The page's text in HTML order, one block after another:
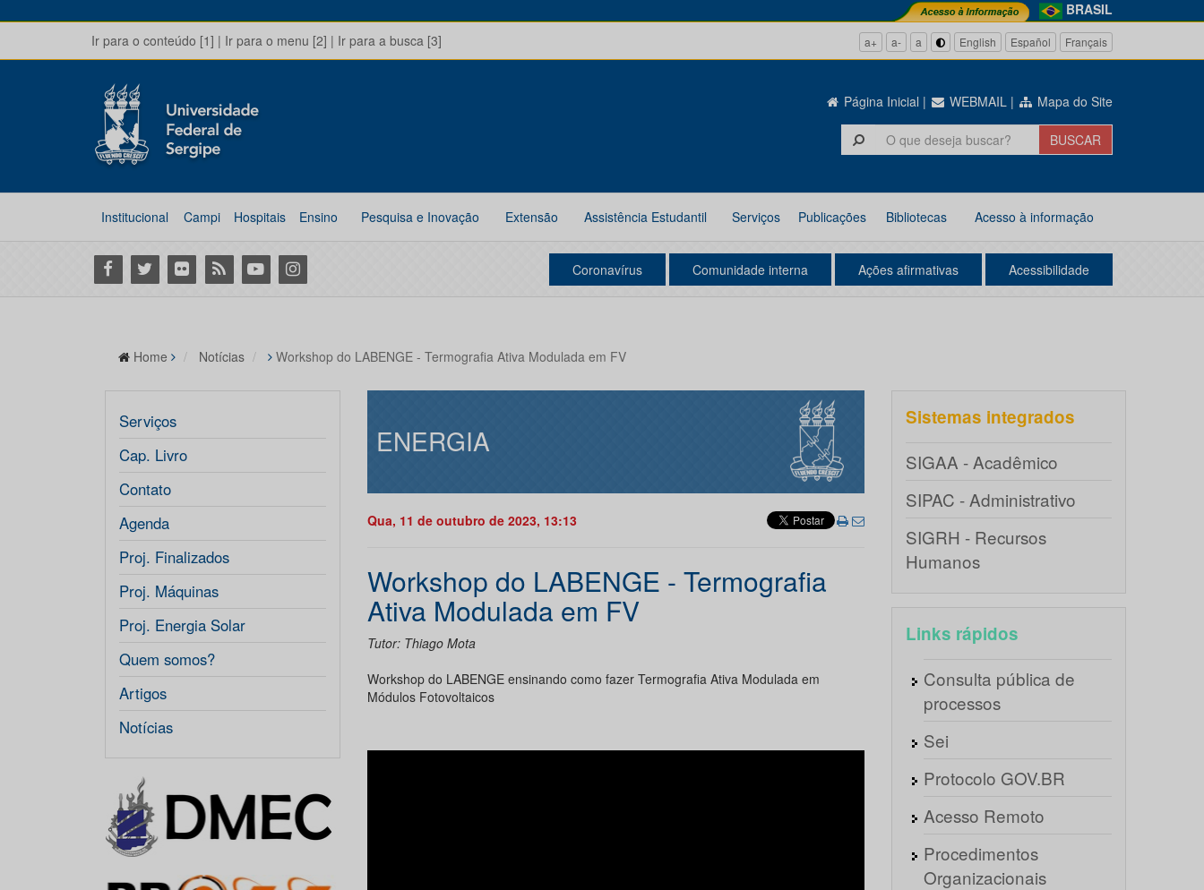
BRASIL
Ir para o conteúdo [1] | Ir para o menu [2] | Ir para a busca [3] a+ a- a English Español Français
Página Inicial | WEBMAIL | Mapa do Site
Institucional Campi Hospitais Ensino Pesquisa e Inovação Extensão Assistência Estudantil Serviços Publicações Bibliotecas Acesso à informação
Facebook
Twitter Flickr RSS YoutubeInstagram Coronavírus Comunidade interna Ações afirmativas Acessibilidade
Home Notícias Workshop do LABENGE - Termografia Ativa Modulada em FV
Serviços
Cap. Livro
Contato
Agenda
Proj. Finalizados
Proj. Máquinas
Proj. Energia Solar
Quem somos?
Artigos
Notícias
ENERGIA
Qua, 11 de outubro de 2023, 13:13
Workshop do LABENGE - Termografia
Ativa Modulada em FV
Tutor: Thiago Mota
Workshop do LABENGE ensinando como fazer Termografia Ativa Modulada em
Módulos Fotovoltaicos
Sistemas integrados
SIGAA - Acadêmico
SIPAC - Administrativo
SIGRH - Recursos
Humanos
Links rápidos
Consulta pública de
processos
Sei
Protocolo GOV.BR
Acesso Remoto
Procedimentos
Organizacionais